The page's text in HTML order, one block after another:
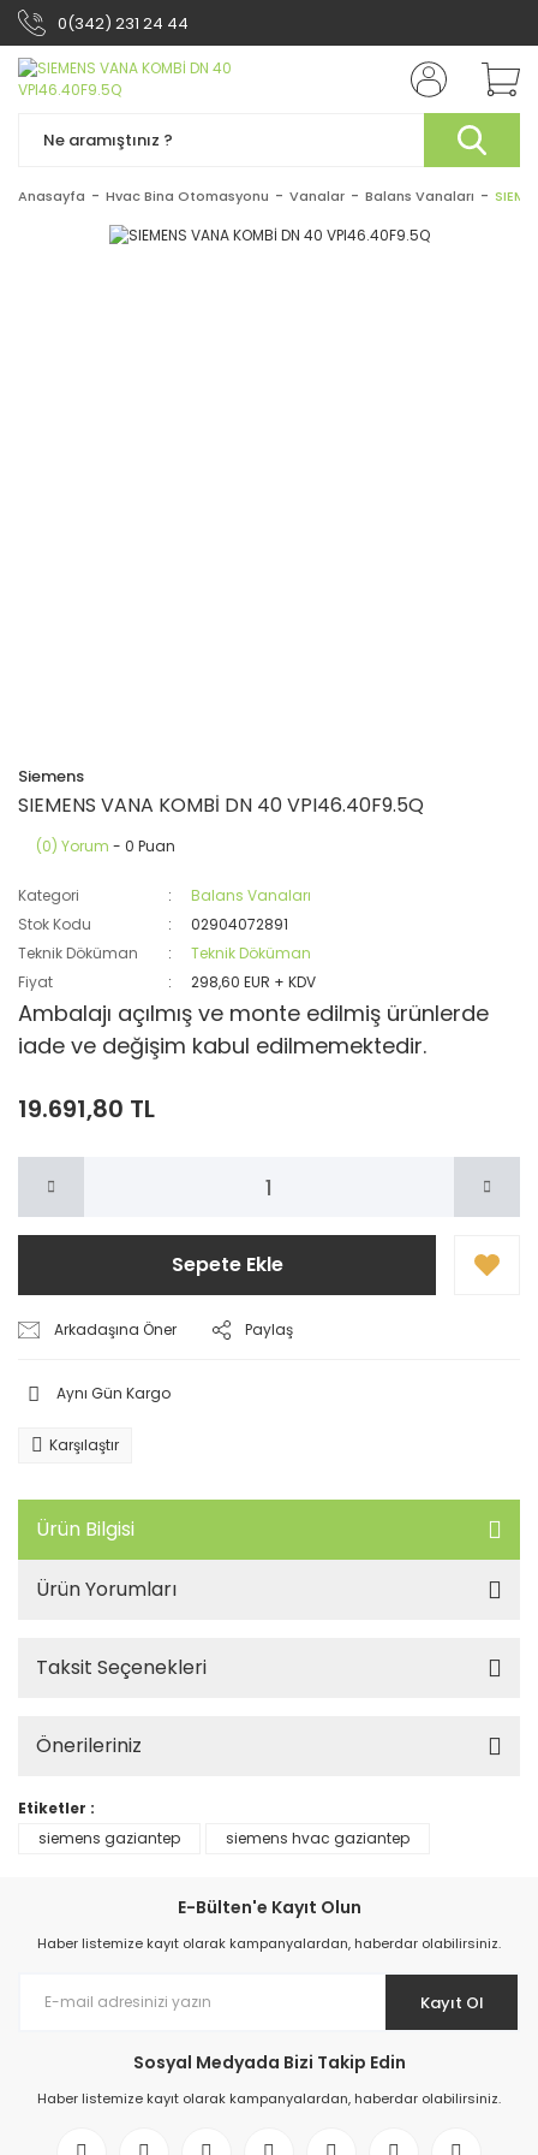
0(342) 231 24 44
Anasayfa Hvac Bina Otomasyonu Vanalar Balans Vanaları
Siemens
SIEMENS VANA KOMBİ DN 40 VPI46.40F9.5Q
(0) Yorum - 0 Puan
Kategori
Balans Vanaları
Stok Kodu
02904072891
Teknik Döküman
Teknik Döküman
Fiyat
298,60 EUR + KDV
Ambalajı açılmış ve monte edilmiş ürünlerde
iade ve değişim kabul edilmemektedir.
19.691,80 TL
Sepete Ekle
Arkadaşına Öner Paylaş
Aynı Gün Kargo
Karşılaştır
Ürün Bilgisi
Ürün Yorumları
Taksit Seçenekleri
Önerileriniz
Etiketler :
siemens gaziantep
siemens hvac gaziantep
E-Bülten'e Kayıt Olun
Haber listemize kayıt olarak kampanyalardan, haberdar olabilirsiniz.
Kayıt Ol
Sosyal Medyada Bizi Takip Edin
Haber listemize kayıt olarak kampanyalardan, haberdar olabilirsiniz.